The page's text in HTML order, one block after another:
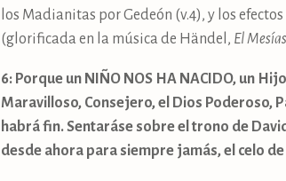
los Madianitas por Gedeón (v.4), y los
(glorificada en la música de Händel, El Mesías
6: Porque un NIÑO NOS HA NACIDO, un
Maravilloso, Consejero, el Dios Poderoso,
habrá fin. Sentaráse sobre el trono de
desde ahora para siempre jamás, el celo